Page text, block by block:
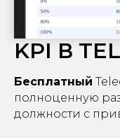
KPI В
Бесплатный
полноценную
должности с